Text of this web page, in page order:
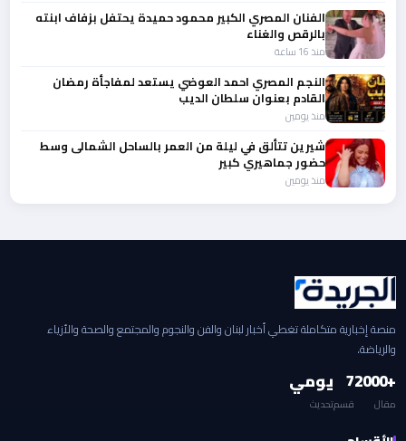
الفنان المصري الكبير محمود حميدة يحتفل بزفاف ابنته
بالرقص والغناء
منذ 16 ساعة
النجم المصري احمد العوضي يستعد لمفاجأة رمضان
القادم بعنوان سلطان الديب
منذ يومين
شيرين تتألق في ليلة من العمر بالساحل الشمالى وسط
حضور جماهيري كبير
منذ يومين
منصة إخبارية متكاملة تغطي أخبار لبنان والفن والنجوم والمجتمع والصحة والأزياء
والرياضة.
+2000
مقال
7
قسم
يومي
تحديث